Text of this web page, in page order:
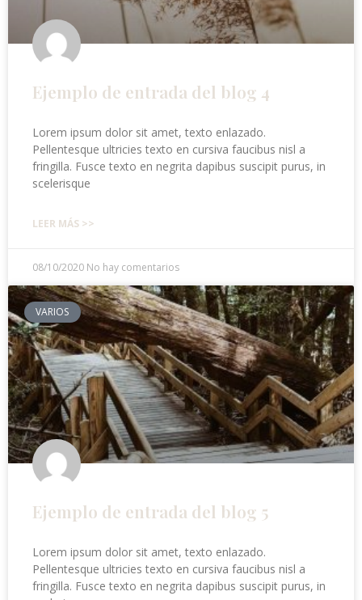
Ejemplo de entrada del blog 4
Lorem ipsum dolor sit amet, texto enlazado.
Pellentesque ultricies texto en cursiva faucibus nisl a
fringilla. Fusce texto en negrita dapibus suscipit purus, in
scelerisque
LEER MÁS >>
08/10/2020 No hay comentarios
VARIOS
Ejemplo de entrada del blog 5
Lorem ipsum dolor sit amet, texto enlazado.
Pellentesque ultricies texto en cursiva faucibus nisl a
fringilla. Fusce texto en negrita dapibus suscipit purus, in